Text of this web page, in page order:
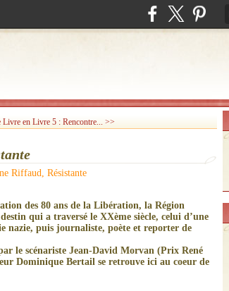
Livre en Livre 5 : Rencontre... >>
des 80 ans de la Libération, la Région
qui a traversé le XXème siècle, celui d’une
nazie, puis journaliste, poète et reporter de
le scénariste Jean-David Morvan (Prix René
Dominique Bertail se retrouve ici au coeur de